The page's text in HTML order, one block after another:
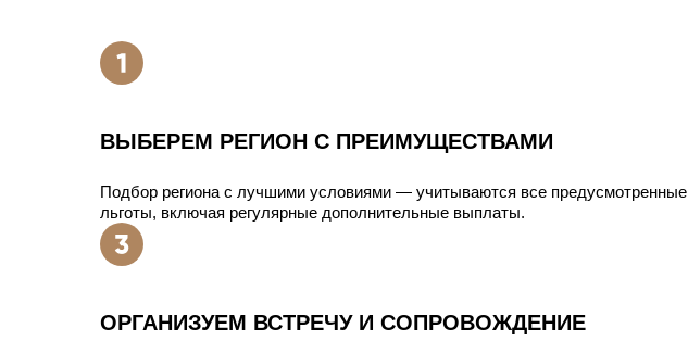
ВЫБЕРЕМ РЕГИОН С ПРЕИМУЩЕСТВАМИ
Подбор региона с лучшими условиями — учитываются все предусмотренные
льготы, включая регулярные дополнительные выплаты.
ОРГАНИЗУЕМ ВСТРЕЧУ И СОПРОВОЖДЕНИЕ